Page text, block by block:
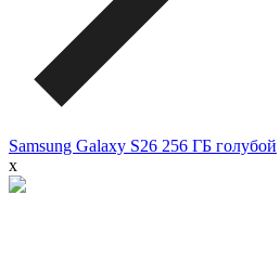
Samsung Galaxy S26 256 ГБ голубой
x